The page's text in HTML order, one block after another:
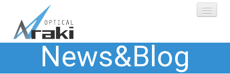
選ばれる理由News&Blog